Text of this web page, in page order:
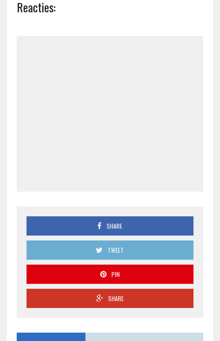
Reacties:
SHARE
TWEET
PIN
SHARE